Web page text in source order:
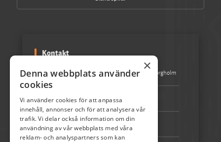
Kontakt
Besöksadress: Turistbyrån Storgatan 1 387 31 Borgholm
Epost: info@skordefest.nu
072-507 80 50
×
Denna webbplats använder
cookies
Vi använder cookies för att anpassa
innehåll, annonser och för att analysera vår
trafik. Vi delar också information om din
användning av vår webbplats med våra
reklam- och analyspartners som kan